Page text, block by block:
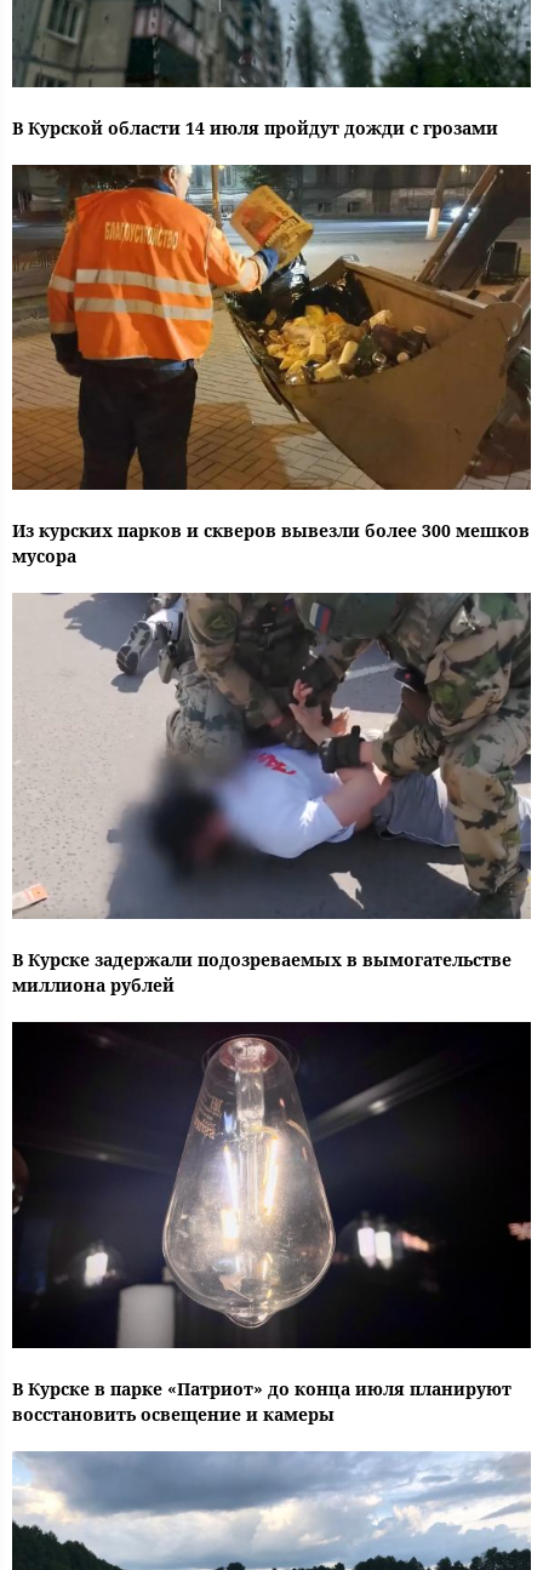
В Курской области 14 июля пройдут дожди с грозами
Из курских парков и скверов вывезли более 300 мешков
мусора
В Курске задержали подозреваемых в вымогательстве
миллиона рублей
В Курске в парке «Патриот» до конца июля планируют
восстановить освещение и камеры